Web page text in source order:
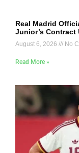
Real Madrid
Junior’s Contract
August 6, 2026 No
Read More »